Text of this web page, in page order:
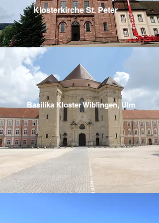
Klosterkirche St. Peter
Basilika Kloster Wiblingen, Ulm